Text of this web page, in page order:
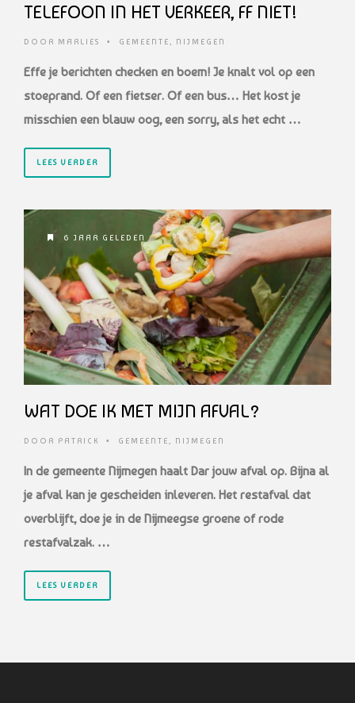
TELEFOON IN HET VERKEER, FF NIET!
DOOR MARLIES • GEMEENTE, NIJMEGEN
Effe je berichten checken en boem! Je knalt vol op een
stoeprand. Of een fietser. Of een bus… Het kost je
misschien een blauw oog, een sorry, als het echt …
LEES VERDER
6 JAAR GELEDEN
WAT DOE IK MET MIJN AFVAL?
DOOR PATRICK • GEMEENTE, NIJMEGEN
In de gemeente Nijmegen haalt Dar jouw afval op. Bijna al
je afval kan je gescheiden inleveren. Het restafval dat
overblijft, doe je in de Nijmeegse groene of rode
restafvalzak. …
LEES VERDER